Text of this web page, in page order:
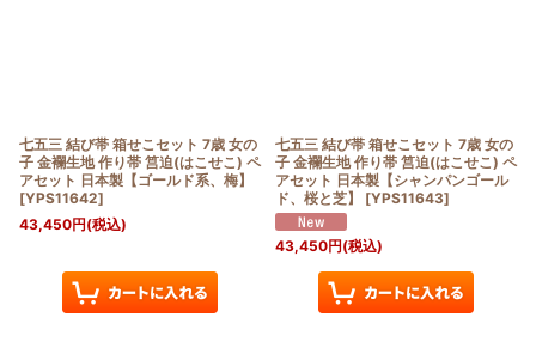
七五三 結び帯 箱せこセット 7歳 女の
子 金襴生地 作り帯 筥迫(はこせこ) ペ
アセット 日本製【ゴールド系、梅】
[YPS11642]
43,450円(税込)
七五三 結び帯 箱せこセット 7歳 女の
子 金襴生地 作り帯 筥迫(はこせこ) ペ
アセット 日本製【シャンパンゴール
ド、桜と芝】
[YPS11643]
43,450円(税込)